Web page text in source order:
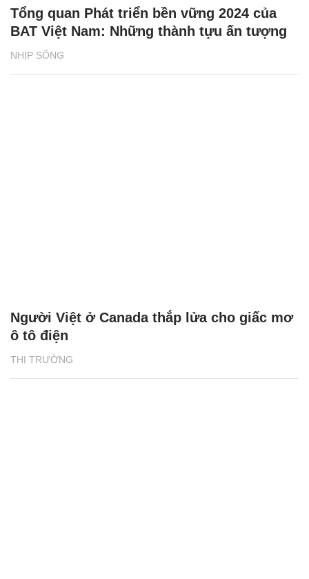
NHỊP SỐNG
Tổng quan Phát triển bền vững 2024 của
BAT Việt Nam: Những thành tựu ấn tượng
THỊ TRƯỜNG
Người Việt ở Canada thắp lửa cho giấc mơ
ô tô điện